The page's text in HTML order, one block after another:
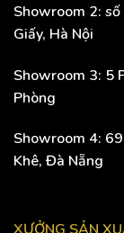
Showroom 2:
Giấy, Hà Nội
Showroom 3: 5
Phòng
Showroom 4:
Khê, Đà Nẵng